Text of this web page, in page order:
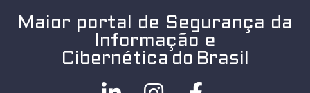
Maior portal de Segurança da
Informação e
Cibernética do Brasil